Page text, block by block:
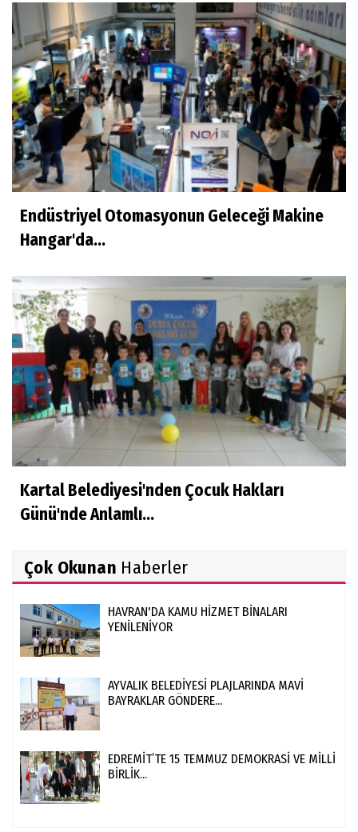
Endüstriyel Otomasyonun Geleceği Makine
Hangar'da...
Kartal Belediyesi'nden Çocuk Hakları
Günü'nde Anlamlı...
Çok Okunan Haberler
HAVRAN'DA KAMU HİZMET BİNALARI
YENİLENİYOR
AYVALIK BELEDİYESİ PLAJLARINDA MAVİ
BAYRAKLAR GÖNDERE...
EDREMİT’TE 15 TEMMUZ DEMOKRASİ VE MİLLİ
BİRLİK...